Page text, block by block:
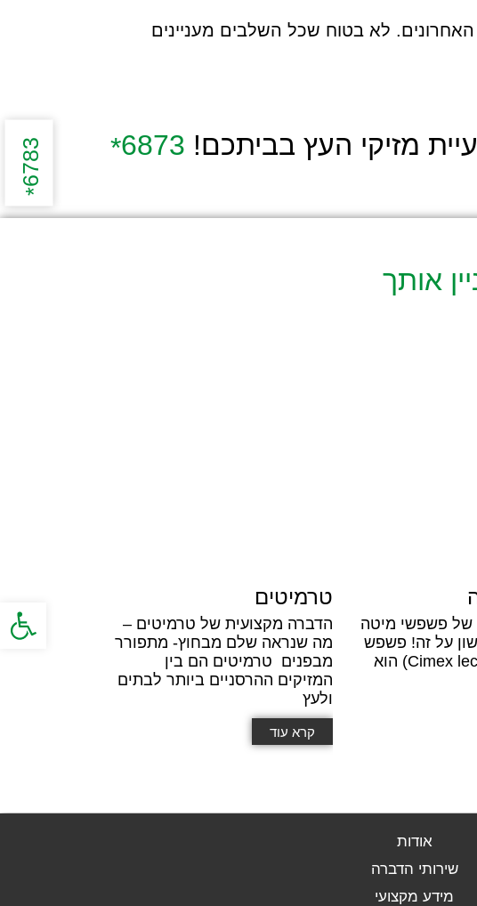
לא בטוח שכל השלבים מעניינים
מזיקי העץ בביתכם! *
אותך
של פשפשי מיטה
על זה! פשפש
המיטה (Cimex lectularius) הוא
טרמיטים
הדברה מקצועית של טרמיטים –
מה שנראה שלם מבחוץ- מתפורר
מבפנים טרמיטים הם בין
המזיקים ההרסניים ביותר לבתים
ולעץ
קרא עוד
אודות
שירותי הדברה
מידע מקצועי
6783
*
פתח